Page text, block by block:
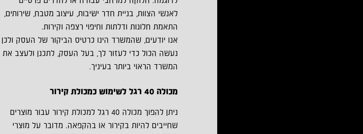
לאנשי הצוות, בניית חדר ישיבות, עיצוב מטבח, שירותים,
התאמת חלונות ודלתות וחיפוי רצפה וקירות.
אנו יודעים, שהמשרד הינו כרטיס הביקור של העסק ולכן
נעשה הכול כדי לעזור לך, בעל העסק, לתכנן ולעצב את
המשרד הראוי ביותר בעיניך.
מכולה 40 רגל לשימוש כמכולת קירור
ניתן להפוך מכולה 40 רגל למכולת קירור עבור מוצרים
שחייבים להיות בקירור או בהקפאה. מדובר על מוצרי